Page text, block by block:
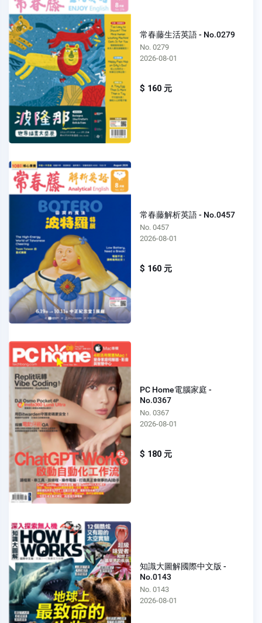
常春藤生活英語 - No.0279
No. 0279
2026-08-01
$ 160 元
常春藤解析英語 - No.0457
No. 0457
2026-08-01
$ 160 元
PC Home電腦家庭 -
No.0367
No. 0367
2026-08-01
$ 180 元
知識大圖解國際中文版 -
No.0143
No. 0143
2026-08-01